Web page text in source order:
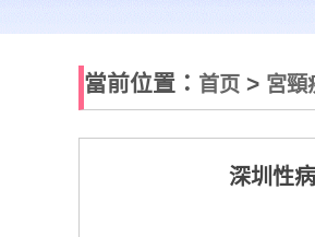
當前位置： 首页 > 宮頸
深圳性